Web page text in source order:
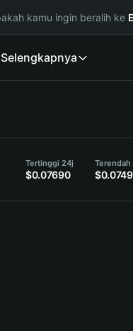
kamu ingin beralih ke
Selengkapnya
Tertinggi 24j
$0.07690
Terendah